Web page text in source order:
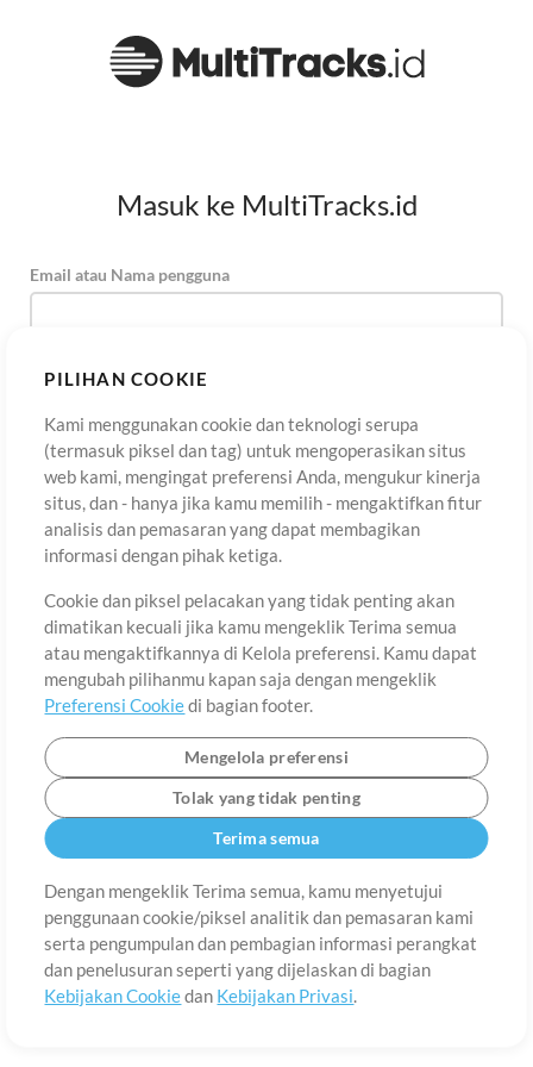
PILIHAN COOKIE
Kami menggunakan cookie dan teknologi serupa
(termasuk piksel dan tag) untuk mengoperasikan situs
web kami, mengingat preferensi Anda, mengukur kinerja
situs, dan - hanya jika kamu memilih - mengaktifkan fitur
analisis dan pemasaran yang dapat membagikan
informasi dengan pihak ketiga.
Cookie dan piksel pelacakan yang tidak penting akan
dimatikan kecuali jika kamu mengeklik Terima semua
atau mengaktifkannya di Kelola preferensi. Kamu dapat
mengubah pilihanmu kapan saja dengan mengeklik
Preferensi Cookiedi bagian footer.
Mengelola preferensi
Tolak yang tidak penting
Terima semua
Dengan mengeklik Terima semua, kamu menyetujui
penggunaan cookie/piksel analitik dan pemasaran kami
serta pengumpulan dan pembagian informasi perangkat
dan penelusuran seperti yang dijelaskan di bagian
Kebijakan Cookiedan Kebijakan Privasi.
Masuk ke MultiTracks.id
Email atau Nama pengguna
DaftarLupa Kata Sandi? Masuk
Tentang Ketentuan Penggunaan Kebijakan Privasi
©2006-2026 oleh MultiTracks.com LLC. Semua Hak Cipta Dilindungi
Undang-Undang.